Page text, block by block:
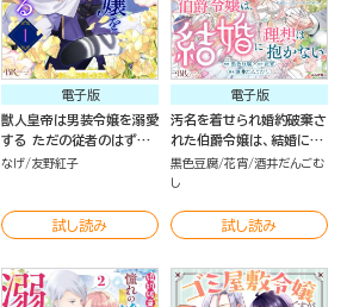
電子版
獣人皇帝は男装令嬢を溺愛
する ただの従者のはずで
すが！ コミック版（分冊版）
なげ 友野紅子
試し読み
電子版
汚名を着せられ婚約破棄さ
れた伯爵令嬢は、結婚に理
想は抱かない コミック版
（3）
黒色豆腐 花宵 酒井だんごむ
し
試し読み